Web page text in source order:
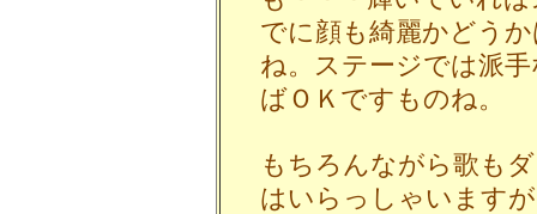
でに顔も綺麗かどう
ね。ステージでは派
ばＯＫですものね。
もちろんながら歌も
はいらっしゃいます